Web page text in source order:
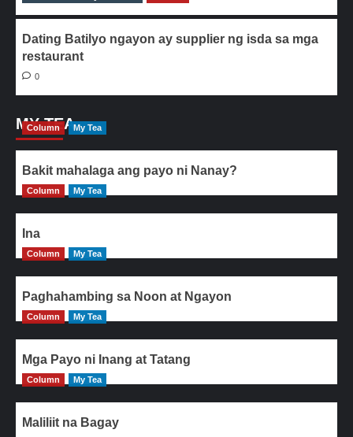
Dating Batilyo ngayon ay supplier ng isda sa mga
restaurant
0
MY TEA
Column My Tea
Bakit mahalaga ang payo ni Nanay?
Column My Tea
Ina
Column My Tea
Paghahambing sa Noon at Ngayon
Column My Tea
Mga Payo ni Inang at Tatang
Column My Tea
Maliliit na Bagay